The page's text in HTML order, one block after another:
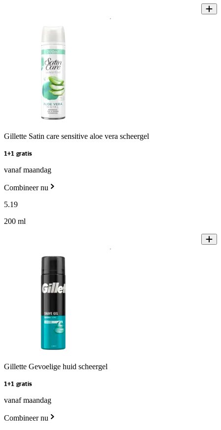
Gillette Satin care sensitive aloe vera scheergel
1+1 gratis
vanaf maandag
Combineer nu
5.19
200 ml
Gillette Gevoelige huid scheergel
1+1 gratis
vanaf maandag
Combineer nu